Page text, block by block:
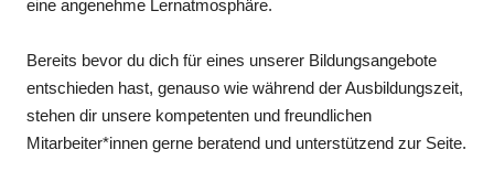
eine angenehme Lernatmosphäre.
Bereits bevor du dich für eines unserer Bildungsangebote
entschieden hast, genauso wie während der Ausbildungszeit,
stehen dir unsere kompetenten und freundlichen
Mitarbeiter*innen gerne beratend und unterstützend zur Seite.